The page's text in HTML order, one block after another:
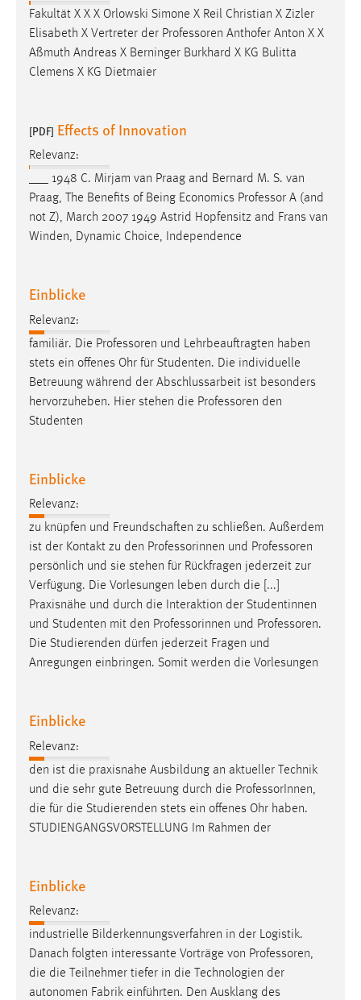
Fakultät X X X Orlowski Simone X Reil Christian X Zizler
Elisabeth X Vertreter der Professoren Anthofer Anton X X
Aßmuth Andreas X Berninger Burkhard X KG Bulitta
Clemens X KG Dietmaier
[PDF] Effects of Innovation
Relevanz:
___ 1948 C. Mirjam van Praag and Bernard M. S. van
Praag, The Benefits of Being Economics Professor A (and
not Z), March 2007 1949 Astrid Hopfensitz and Frans van
Winden, Dynamic Choice, Independence
Einblicke
Relevanz:
familiär. Die Professoren und Lehrbeauftragten haben
stets ein offenes Ohr für Studenten. Die individuelle
Betreuung während der Abschlussarbeit ist besonders
hervorzuheben. Hier stehen die Professoren den
Studenten
Einblicke
Relevanz:
zu knüpfen und Freundschaften zu schließen. Außerdem
ist der Kontakt zu den Professorinnen und Professoren
persönlich und sie stehen für Rückfragen jederzeit zur
Verfügung. Die Vorlesungen leben durch die [...]
Praxisnähe und durch die Interaktion der Studentinnen
und Studenten mit den Professorinnen und Professoren.
Die Studierenden dürfen jederzeit Fragen und
Anregungen einbringen. Somit werden die Vorlesungen
Einblicke
Relevanz:
den ist die praxisnahe Ausbildung an aktueller Technik
und die sehr gute Be­treu­ung durch die Professor Innen,
die für die Studierenden stets ein offenes Ohr haben.
STUDIENGANGSVORSTELLUNG Im Rahmen der
Einblicke
Relevanz:
industrielle Bilderkennungsverfahren in der Logistik.
Danach folgten interessante Vorträge von Professoren,
die die Teilnehmer tiefer in die Technologien der
autonomen Fabrik einführten. Den Ausklang des